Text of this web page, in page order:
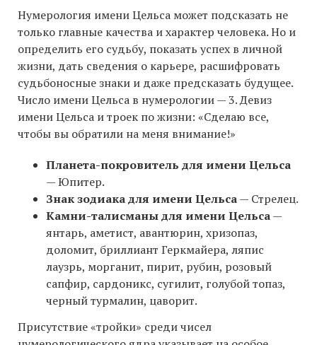
Нумерология имени Цельса может подсказать не
только главные качества и характер человека. Но и
определить его судьбу, показать успех в личной
жизни, дать сведения о карьере, расшифровать
судьбоносные знаки и даже предсказать будущее.
Число имени Цельса в нумерологии — 3. Девиз
имени Цельса и троек по жизни: «Сделаю все,
чтобы вы обратили на меня внимание!»
Планета-покровитель для имени Цельса
— Юпитер.
Знак зодиака для имени Цельса— Стрелец.
Камни-талисманы для имени Цельса—
янтарь, аметист, авантюрин, хризопаз,
доломит, бриллиант Геркмайера, ляпис
лаузрь, морганит, пирит, рубин, розовый
сапфир, сардоникс, сугилит, голубой топаз,
черный турмалин, цаворит.
Присутствие «тройки» среди чисел